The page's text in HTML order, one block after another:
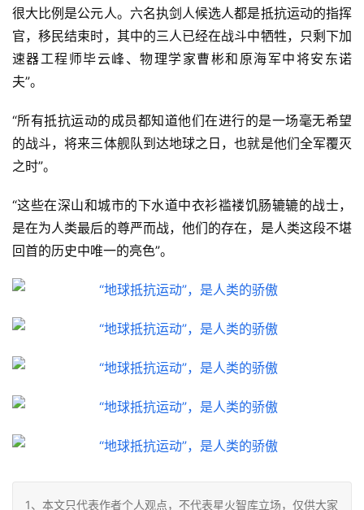
很大比例是公元人。六名执剑人候选人都是抵抗运动的指挥
官，移民结束时，其中的三人已经在战斗中牺牲，只剩下加
速器工程师毕云峰、物理学家曹彬和原海军中将安东诺
夫”。
“所有抵抗运动的成员都知道他们在进行的是一场毫无希望
的战斗，将来三体舰队到达地球之日，也就是他们全军覆灭
之时”。
“这些在深山和城市的下水道中衣衫褴褛饥肠辘辘的战士，
是在为人类最后的尊严而战，他们的存在，是人类这段不堪
回首的历史中唯一的亮色”。
1、本文只代表作者个人观点，不代表星火智库立场，仅供大家